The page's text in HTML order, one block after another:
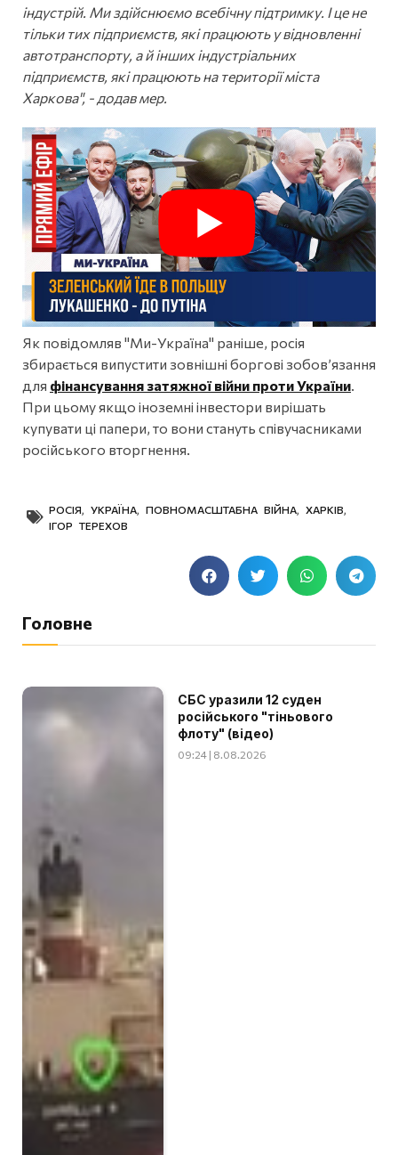
індустрій. Ми здійснюємо всебічну підтримку. І це не
тільки тих підприємств, які працюють у відновленні
автотранспорту, а й інших індустріальних
підприємств, які працюють на території міста
Харкова", - додав мер.
Як повідомляв "Ми-Україна" раніше, росія
збирається випустити зовнішні боргові зобов’язання
для фінансування затяжної війни проти України
При цьому якщо іноземні інвестори вирішать
купувати ці папери, то вони стануть співучасниками
російського вторгнення.
РОСІЯ УКРАЇНА ПОВНОМАСШТАБНА ВІЙНА ХАРКІВ
ІГОР ТЕРЕХОВ
Головне
СБС уразили 12 суден
російського "тіньового
флоту" (відео)
09:24 | 8.08.2026